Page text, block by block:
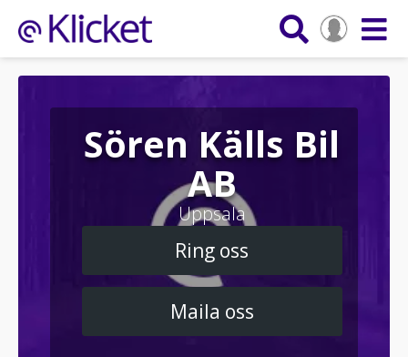
Sören Källs Bil
AB
Uppsala
Ring oss
Maila oss